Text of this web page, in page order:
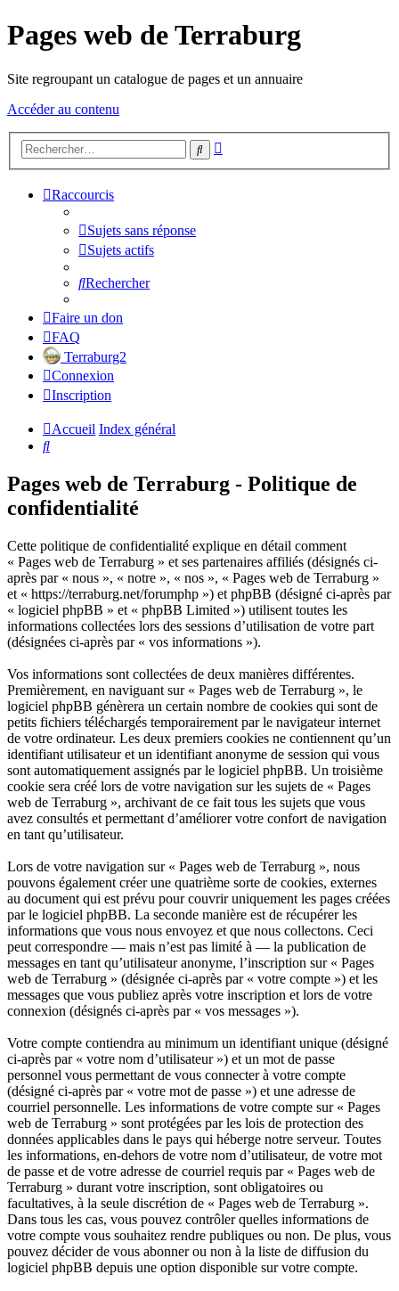
Pages web de Terraburg
Site regroupant un catalogue de pages et un annuaire
Accéder au contenu
Rechercher
Raccourcis
Sujets sans réponse
Sujets actifs
Rechercher
Faire un don
FAQ
Terraburg2
Connexion
Inscription
Accueil Index général
Rechercher
Pages web de Terraburg - Politique de
confidentialité
Cette politique de confidentialité explique en détail comment
« Pages web de Terraburg » et ses partenaires affiliés (désignés ci-
après par « nous », « notre », « nos », « Pages web de Terraburg »
et « https://terraburg.net/forumphp ») et phpBB (désigné ci-après par
« logiciel phpBB » et « phpBB Limited ») utilisent toutes les
informations collectées lors des sessions d’utilisation de votre part
(désignées ci-après par « vos informations »).
Vos informations sont collectées de deux manières différentes.
Premièrement, en naviguant sur « Pages web de Terraburg », le
logiciel phpBB génèrera un certain nombre de cookies qui sont de
petits fichiers téléchargés temporairement par le navigateur internet
de votre ordinateur. Les deux premiers cookies ne contiennent qu’un
identifiant utilisateur et un identifiant anonyme de session qui vous
sont automatiquement assignés par le logiciel phpBB. Un troisième
cookie sera créé lors de votre navigation sur les sujets de « Pages
web de Terraburg », archivant de ce fait tous les sujets que vous
avez consultés et permettant d’améliorer votre confort de navigation
en tant qu’utilisateur.
Lors de votre navigation sur « Pages web de Terraburg », nous
pouvons également créer une quatrième sorte de cookies, externes
au document qui est prévu pour couvrir uniquement les pages créées
par le logiciel phpBB. La seconde manière est de récupérer les
informations que vous nous envoyez et que nous collectons. Ceci
peut correspondre — mais n’est pas limité à — la publication de
messages en tant qu’utilisateur anonyme, l’inscription sur « Pages
web de Terraburg » (désignée ci-après par « votre compte ») et les
messages que vous publiez après votre inscription et lors de votre
connexion (désignés ci-après par « vos messages »).
Votre compte contiendra au minimum un identifiant unique (désigné
ci-après par « votre nom d’utilisateur ») et un mot de passe
personnel vous permettant de vous connecter à votre compte
(désigné ci-après par « votre mot de passe ») et une adresse de
courriel personnelle. Les informations de votre compte sur « Pages
web de Terraburg » sont protégées par les lois de protection des
données applicables dans le pays qui héberge notre serveur. Toutes
les informations, en-dehors de votre nom d’utilisateur, de votre mot
de passe et de votre adresse de courriel requis par « Pages web de
Terraburg » durant votre inscription, sont obligatoires ou
facultatives, à la seule discrétion de « Pages web de Terraburg ».
Dans tous les cas, vous pouvez contrôler quelles informations de
votre compte vous souhaitez rendre publiques ou non. De plus, vous
pouvez décider de vous abonner ou non à la liste de diffusion du
logiciel phpBB depuis une option disponible sur votre compte.